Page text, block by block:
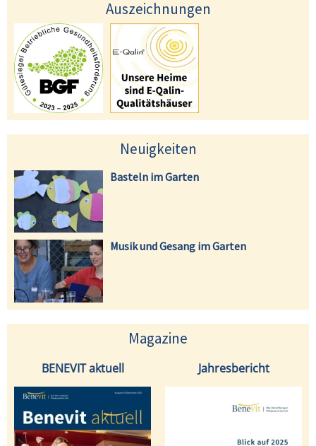
Auszeichnungen
Neuigkeiten
Basteln im Garten
Musik und Gesang im Garten
Magazine
BENEVIT aktuell Jahresbericht